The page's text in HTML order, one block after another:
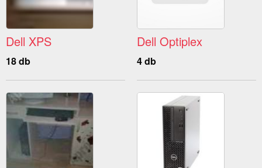
Dell XPS
18 db
Dell Optiplex
4 db